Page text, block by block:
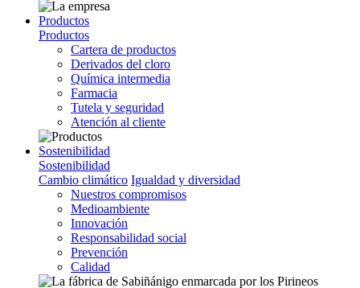
Productos
Productos
Cartera de productos
Derivados del cloro
Química intermedia
Farmacia
Tutela y seguridad
Atención al cliente
Sostenibilidad
Sostenibilidad
Cambio climático Igualdad y diversidad
Nuestros compromisos
Medioambiente
Innovación
Responsabilidad social
Prevención
Calidad